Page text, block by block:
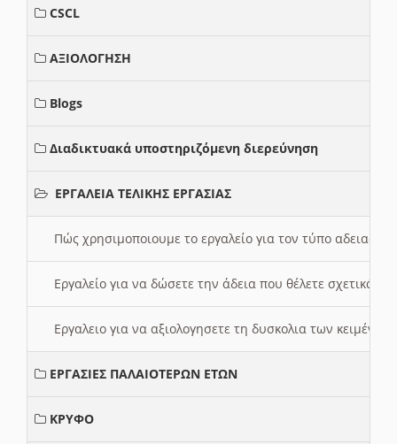
CSCL
ΑΞΙΟΛΟΓΗΣΗ
Blogs
Διαδικτυακά υποστηριζόμενη διερεύνηση
ΕΡΓΑΛΕΙΑ ΤΕΛΙΚΗΣ ΕΡΓΑΣΙΑΣ
Πώς χρησιμοποιουμε το εργαλείο για τον τύπο αδειας
Εργαλείο για να δώσετε την άδεια που θέλετε σχετικά
Εργαλειο για να αξιολογησετε τη δυσκολια των
ΕΡΓΑΣΙΕΣ ΠΑΛΑΙΟΤΕΡΩΝ ΕΤΩΝ
ΚΡΥΦΟ